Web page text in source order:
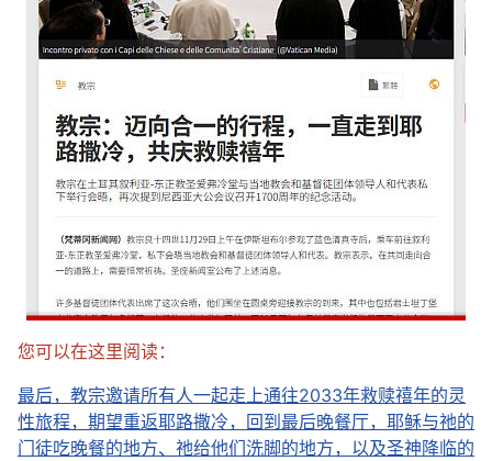
您可以在这里阅读：
最后，教宗邀请所有人一起走上通往2033年救赎禧年的灵
性旅程，期望重返耶路撒冷，回到最后晚餐厅，耶稣与祂的
门徒吃晚餐的地方、祂给他们洗脚的地方，以及圣神降临的